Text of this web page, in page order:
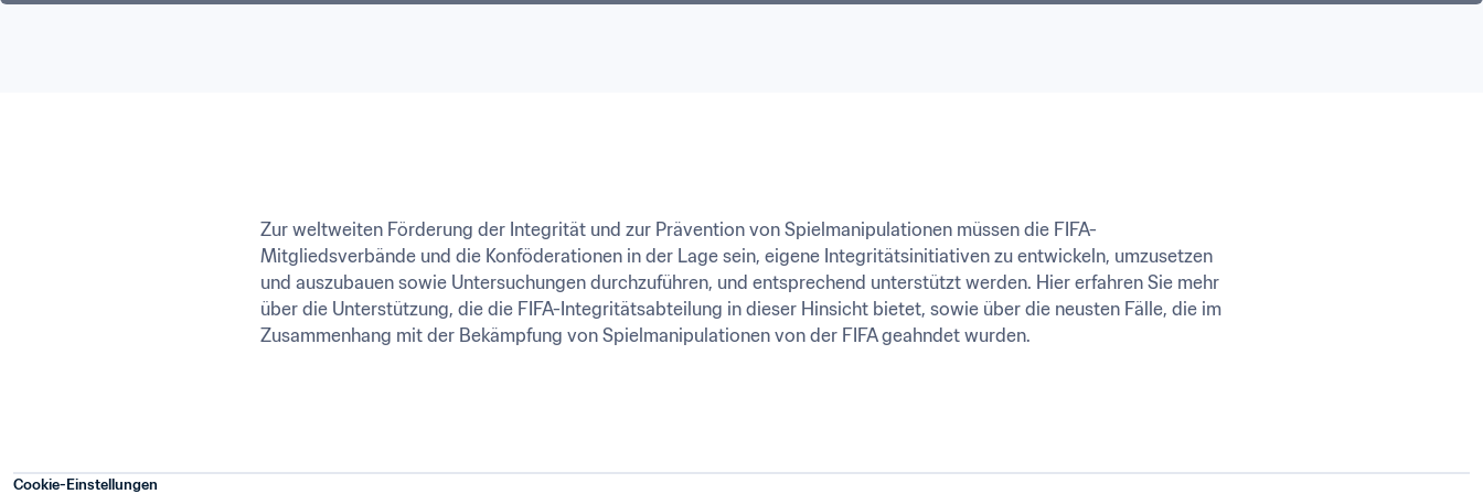
Zur weltweiten Förderung der Integrität und zur Prävention von Spielmanipulationen müssen die FIFA-
Mitgliedsverbände und die Konföderationen in der Lage sein, eigene Integritätsinitiativen zu entwickeln, umzusetzen
und auszubauen sowie Untersuchungen durchzuführen, und entsprechend unterstützt werden. Hier erfahren Sie mehr
über die Unterstützung, die die FIFA-Integritätsabteilung in dieser Hinsicht bietet, sowie über die neusten Fälle, die im
Zusammenhang mit der Bekämpfung von Spielmanipulationen von der FIFA geahndet wurden.
Cookie-Einstellungen